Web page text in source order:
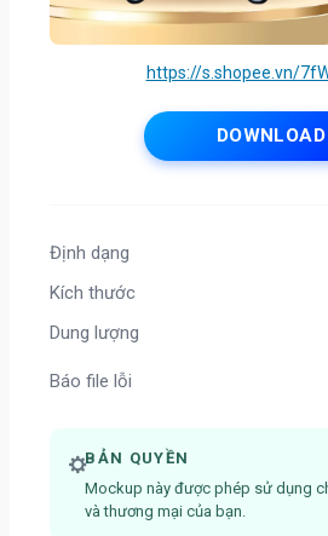
https://s.shopee.vn/
DOWNLOAD
Định dạng
Kích thước
Dung lượng
Báo file lỗi
BẢN QUYỀN
Mockup này được phép sử dụng
và thương mại của bạn.